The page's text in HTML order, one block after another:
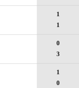
1
1
0
3
1
0